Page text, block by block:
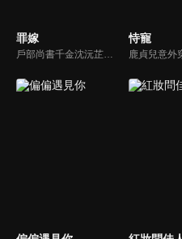
罪嫁
戶部尚書千金沈沅芷為救青梅顧恒遠甘願頂罪，卻捲入侯府仇怨，嫁給仇人樊星序。情郎背叛、小叔設局、皇族陷害，她步步為營，暗中翻盤，終揭真兇，解開誤會。真假賀薇蘭現身，掀起最後風暴。
恃寵